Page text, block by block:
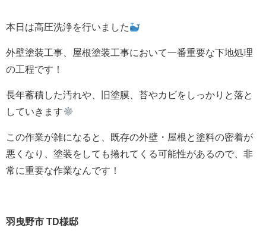
本日は高圧洗浄を行いました
外壁塗装工事、屋根塗装工事において一番重要な下地処理
の工程です！
長年蓄積した汚れや、旧塗膜、苔やカビをしっかりと落と
していきます
この作業が雑になると、既存の外壁・屋根と塗料の密着が
悪くなり、塗装をしても捲れてくる可能性があるので、非
常に重要な作業なんです！
羽曳野市 TD様邸